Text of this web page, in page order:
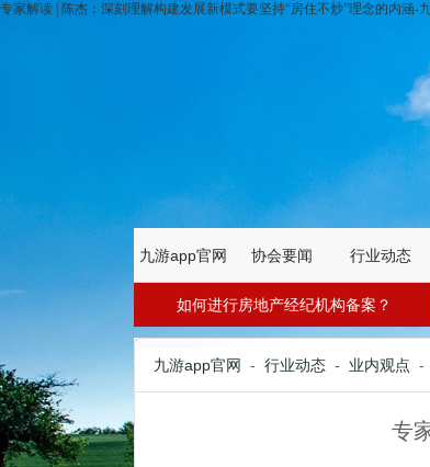
专家解读 | 陈杰：深刻理解构建发展新模式要坚持“房住不炒”理念的内涵-
九游app官网 协会要闻 行业动态
如何进行房地产经纪机构备案？
九游app官网 - 行业动态 - 业内观点 -
专